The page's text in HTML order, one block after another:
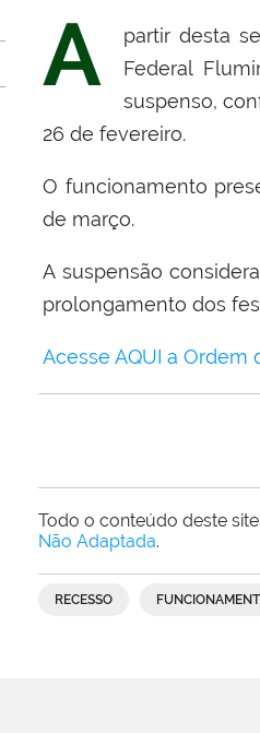
A
partir desta
Federal
suspenso,
26 de fevereiro.
O funcionamento
de março.
A suspensão
prolongamento dos
Acesse AQUI a Ordem
Todo o conteúdo deste
Não Adaptada.
RECESSO